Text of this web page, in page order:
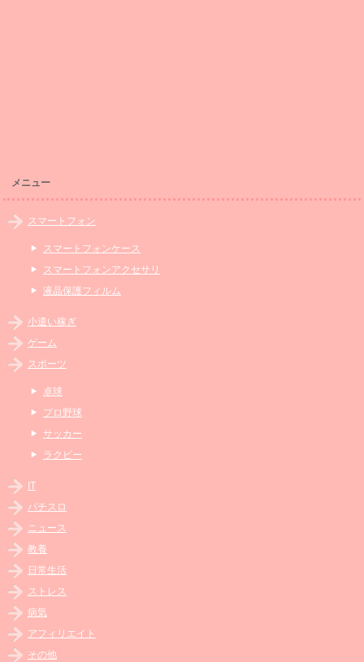
メニュー
スマートフォン
スマートフォンケース
スマートフォンアクセサリ
液晶保護フィルム
小遣い稼ぎ
ゲーム
スポーツ
卓球
プロ野球
サッカー
ラクビー
IT
パチスロ
ニュース
教養
日常生活
ストレス
病気
アフィリエイト
その他